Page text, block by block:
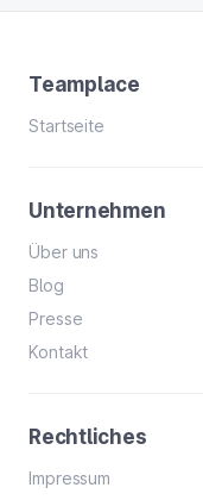
Teamplace
Startseite
Unternehmen
Über uns
Blog
Presse
Kontakt
Rechtliches
Impressum